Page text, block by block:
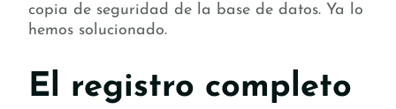
copia de seguridad de la base de datos. Ya lo
hemos solucionado.
El registro completo